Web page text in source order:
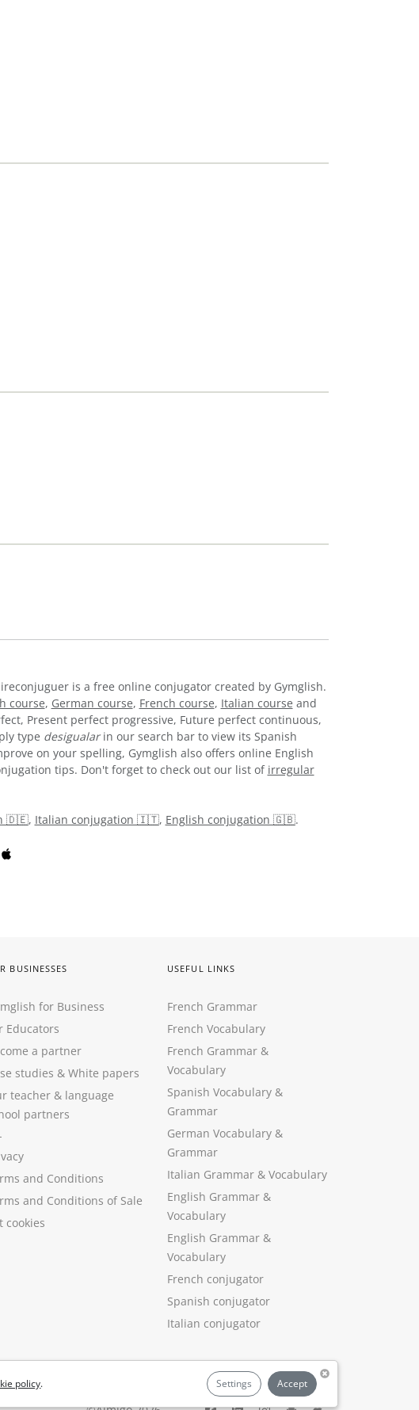
is a free online conjugator created by Gymglish.
course, German course, French course, Italian course and
Present perfect progressive, Future perfect continuous,
type desigualarin our search bar to view its Spanish
on your spelling, Gymglish also offers online English
tips. Don't forget to check out our list of irregular
🇩🇪, Italian conjugation 🇮🇹, English conjugation 🇬🇧.
policy. Settings Accept
BUSINESSES
for Business
Educators
a partner
studies & White papers
teacher & language
partners
and Conditions
and Conditions of Sale
cookies
USEFUL LINKS
French Grammar
French Vocabulary
French Grammar &
Vocabulary
Spanish Vocabulary &
Grammar
German Vocabulary &
Grammar
Italian Grammar & Vocabulary
English Grammar &
Vocabulary
English Grammar &
Vocabulary
French conjugator
Spanish conjugator
Italian conjugator